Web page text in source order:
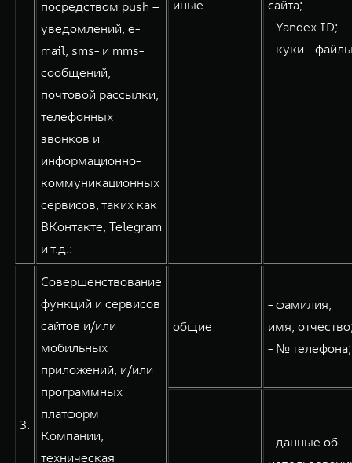
посредством push –
уведомлений, e-
mail, sms- и mms-
сообщений,
почтовой рассылки,
телефонных
звонков и
информационно-
коммуникационных
сервисов, таких как
ВКонтакте, Telegram
и т.д.:
иные
сайта;
- Yandex ID;
- куки -
3.
Совершенствование
функций и сервисов
сайтов и/или
мобильных
приложений, и/или
программных
платформ
Компании,
техническая
общие
- фамилия,
имя,
- № телефона;
- данные об